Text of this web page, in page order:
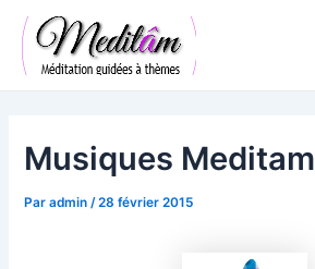
Aller
contenu
Musiques Meditam
Paradmin/28 février 2015
Navigation
des
articles